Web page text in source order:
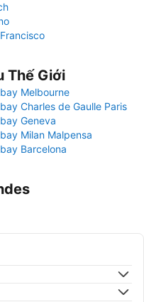
Thế Giới
Melbourne
Charles de Gaulle Paris
Geneva
Milan Malpensa
Barcelona
Andes